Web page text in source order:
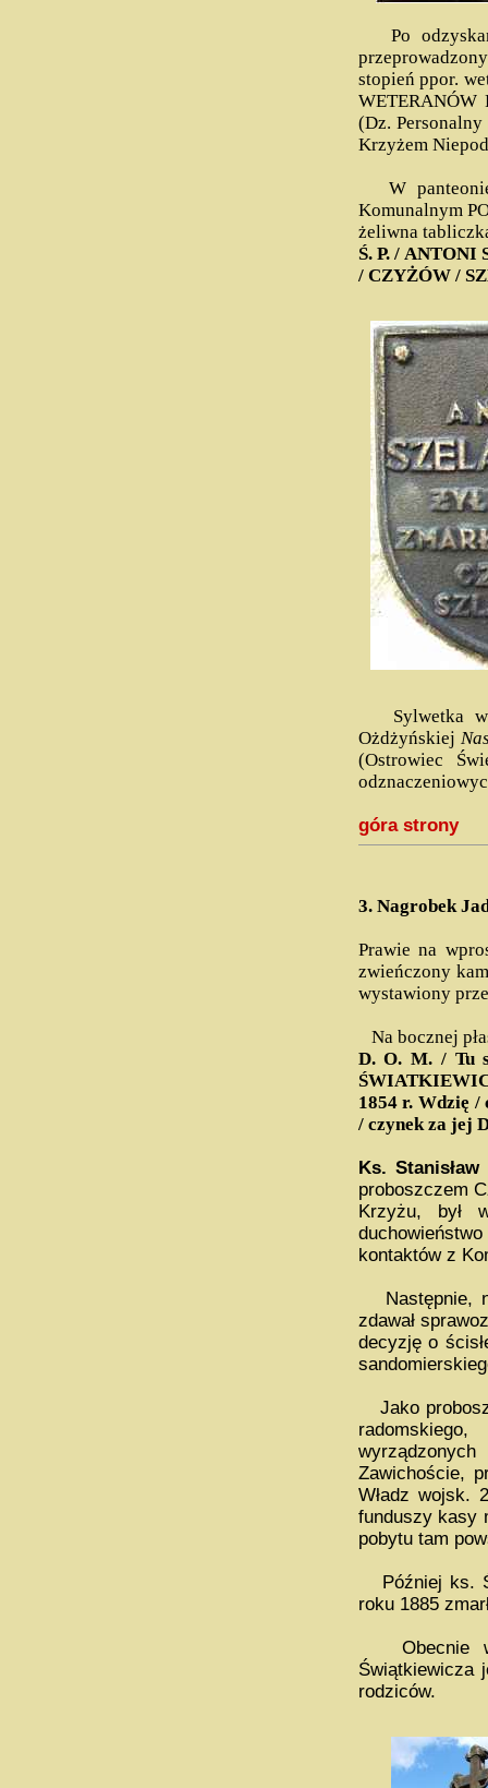
Po
stopień ppor.
WETERANÓW
(Dz.
Krzyżem
W panteonie
Komunalnym
żeliwna
Ś. P. /
/ CZYŻÓW /
Sylwetka
Ożdżyńskiej
(Ostrowiec
góra strony
3. Nagrobek
Prawie na
zwieńczony
wystawiony
Na bocznej
D. O. M. / Tu
1854 r. Wdzię /
/ czynek za jej
Ks.
proboszczem
Krzyżu, był
kontaktów z
Następnie,
zdawał
decyzję o
Jako
Zawichoście,
Władz wojsk.
funduszy kasy
pobytu tam
Później ks.
roku 1885
Obecnie w
Świątkiewicza
rodziców.